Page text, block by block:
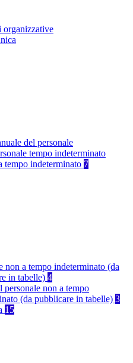
organizzative
del personale
tempo indeterminato
tempo indeterminato 7
non a tempo indeterminato (da
in tabelle) 4
personale non a tempo
(da pubblicare in tabelle) 3
15